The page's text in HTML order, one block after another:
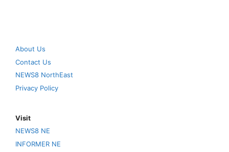
About Us
Contact Us
NEWS8 NorthEast
Privacy Policy
Visit
NEWS8 NE
INFORMER NE